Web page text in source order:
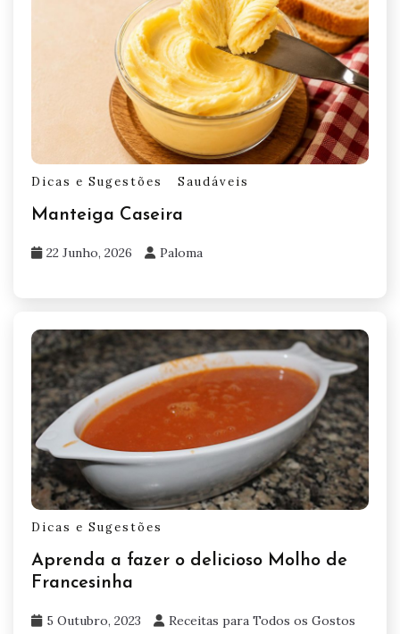
Dicas e Sugestões Saudáveis
Manteiga Caseira
22 Junho, 2026 Paloma
Dicas e Sugestões
Aprenda a fazer o delicioso Molho de
Francesinha
5 Outubro, 2023 Receitas para Todos os Gostos